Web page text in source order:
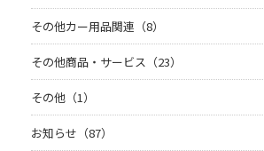
その他カー用品関連（8）
その他商品・サービス（23）
その他（1）
お知らせ（87）